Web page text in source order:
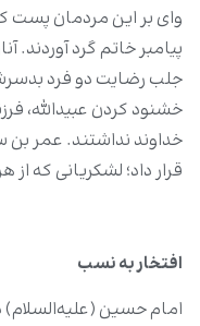
وای بر این مردمان پست
پیامبر خاتم گرد آوردند.
جلب رضایت دو فرد
خشنود کردن عبیدالله،
خداوند نداشتند. عمر بن
قرار داد؛ لشکریانی که
افتخار به نسب
امام حسین